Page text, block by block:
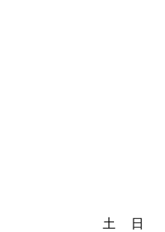
土
日